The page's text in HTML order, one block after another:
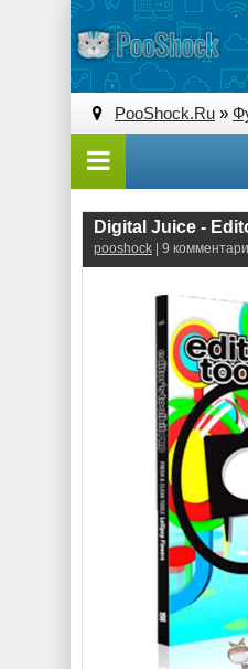
PooShock.Ru »
pooshock | 9